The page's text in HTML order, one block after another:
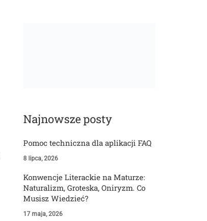
Najnowsze posty
Pomoc techniczna dla aplikacji FAQ
8 lipca, 2026
Konwencje Literackie na Maturze:
Naturalizm, Groteska, Oniryzm. Co
Musisz Wiedzieć?
17 maja, 2026